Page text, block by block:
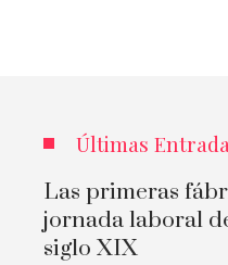
Últimas
Las primeras
jornada laboral
siglo XIX